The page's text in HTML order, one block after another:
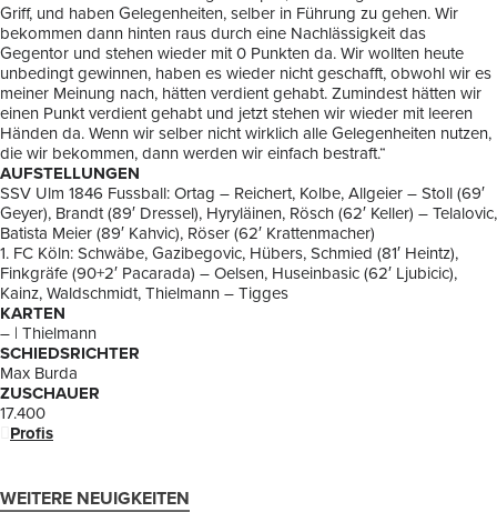
Griff, und haben Gelegenheiten, selber in Führung zu gehen. Wir
bekommen dann hinten raus durch eine Nachlässigkeit das
Gegentor und stehen wieder mit 0 Punkten da. Wir wollten heute
unbedingt gewinnen, haben es wieder nicht geschafft, obwohl wir es
meiner Meinung nach, hätten verdient gehabt. Zumindest hätten wir
einen Punkt verdient gehabt und jetzt stehen wir wieder mit leeren
Händen da. Wenn wir selber nicht wirklich alle Gelegenheiten nutzen,
die wir bekommen, dann werden wir einfach bestraft.“
AUFSTELLUNGEN
SSV Ulm 1846 Fussball: Ortag – Reichert, Kolbe, Allgeier – Stoll (69′
Geyer), Brandt (89′ Dressel), Hyryläinen, Rösch (62′ Keller) – Telalovic,
Batista Meier (89′ Kahvic), Röser (62′ Krattenmacher)
1. FC Köln: Schwäbe, Gazibegovic, Hübers, Schmied (81′ Heintz),
Finkgräfe (90+2′ Pacarada) – Oelsen, Huseinbasic (62′ Ljubicic),
Kainz, Waldschmidt, Thielmann – Tigges
KARTEN
– | Thielmann
SCHIEDSRICHTER
Max Burda
ZUSCHAUER
17.400
Profis
WEITERE NEUIGKEITEN